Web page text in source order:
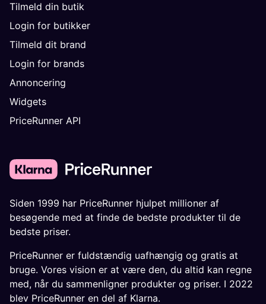
Tilmeld din butik
Login for butikker
Tilmeld dit brand
Login for brands
Annoncering
Widgets
PriceRunner API
Siden 1999 har PriceRunner hjulpet millioner af
besøgende med at finde de bedste produkter til de
bedste priser.
PriceRunner er fuldstændig uafhængig og gratis at
bruge. Vores vision er at være den, du altid kan regne
med, når du sammenligner produkter og priser. I 2022
blev PriceRunner en del af Klarna.